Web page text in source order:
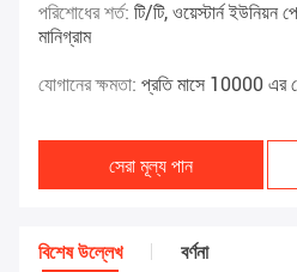
পরিশোধের শর্ত: টি/টি, ওয়েস্টার্ন
মানিগ্রাম
যোগানের ক্ষমতা: প্রতি মাসে 10000 এর
সেরা মূল্য পান
বিশেষ উল্লেখ বর্ণনা